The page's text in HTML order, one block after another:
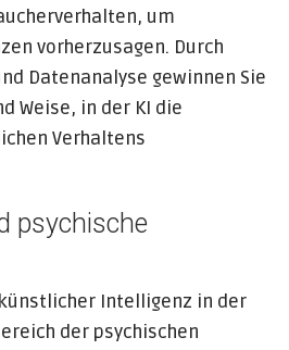
um
vorherzusagen. Durch
Datenanalyse gewinnen Sie
Weise, in der KI die
Verhaltens
psychische
Intelligenz in der
der psychischen